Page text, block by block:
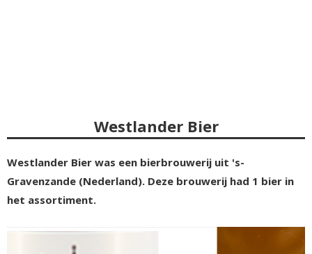
Westlander Bier
Westlander Bier was een bierbrouwerij uit 's-
Gravenzande (Nederland). Deze brouwerij had 1 bier in
het assortiment.